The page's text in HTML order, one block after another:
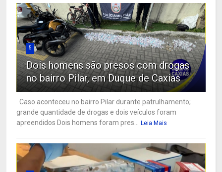
5
Dois homens são presos com drogas
no bairro Pilar, em Duque de Caxias
Caso aconteceu no bairro Pilar durante patrulhamento;
grande quantidade de drogas e dois veículos foram
apreendidos Dois homens foram pres...
Leia Mais